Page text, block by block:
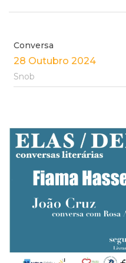
Conversa
28 Outubro 2024
Snob